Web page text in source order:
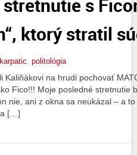
s
ktorý stratil
karpatic politológia
Kaliňákovi na hrudi pochovať
Fico!!! Moje posledné stretnutie
nie, ani z okna sa neukázal – a
[…]